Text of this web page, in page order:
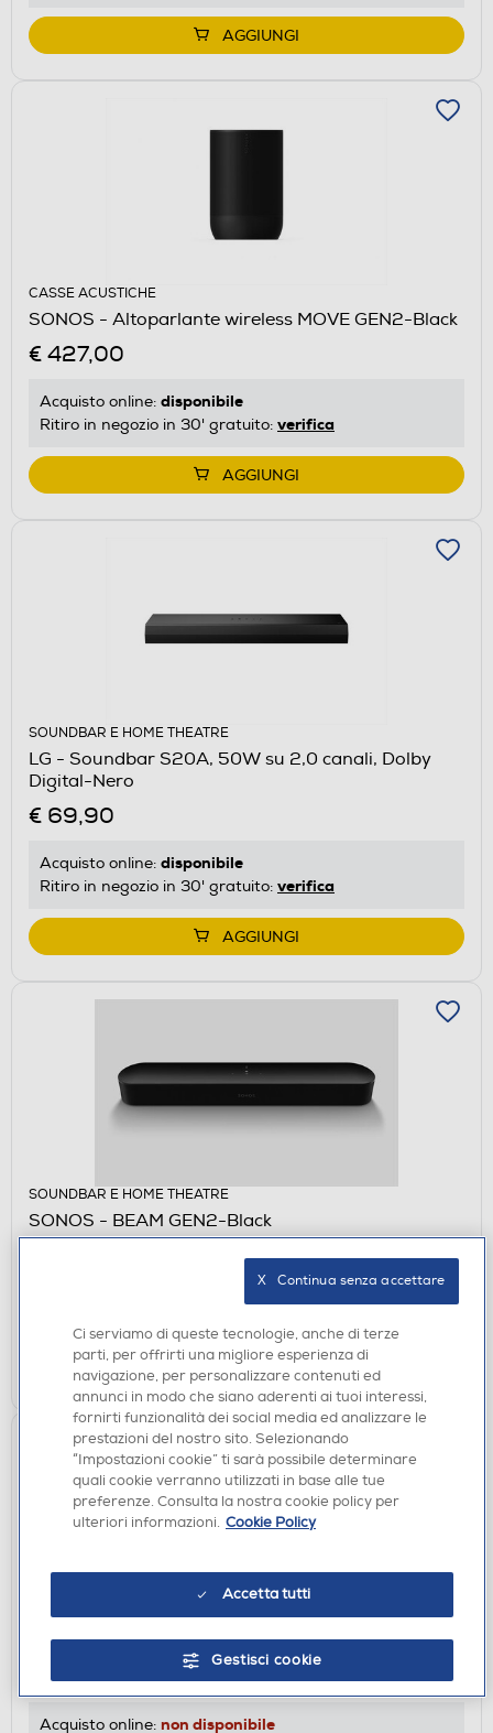
AGGIUNGI
CASSE ACUSTICHE
SONOS - Altoparlante wireless MOVE GEN2-Black
€ 427,00
Acquisto online: disponibile
Ritiro in negozio in 30' gratuito: verifica
AGGIUNGI
SOUNDBAR E HOME THEATRE
LG - Soundbar S20A, 50W su 2,0 canali, Dolby
Digital-Nero
€ 69,90
Acquisto online: disponibile
Ritiro in negozio in 30' gratuito: verifica
AGGIUNGI
SOUNDBAR E HOME THEATRE
SONOS - BEAM GEN2-Black
CERCA NEGOZIO
SONOS - STAND PER ERA 300-Bianco
DISPONIBILE SOLO IN NEGOZIO
Acquisto online: non disponibile
Ci serviamo di queste tecnologie, anche di terze
parti, per offrirti una migliore esperienza di
navigazione, per personalizzare contenuti ed
annunci in modo che siano aderenti ai tuoi interessi,
fornirti funzionalità dei social media ed analizzare le
prestazioni del nostro sito. Selezionando
“Impostazioni cookie” ti sarà possibile determinare
quali cookie verranno utilizzati in base alle tue
preferenze. Consulta la nostra cookie policy per
ulteriori informazioni. Cookie Policy
Accetta tutti
Gestisci cookie
X   Continua senza accettare